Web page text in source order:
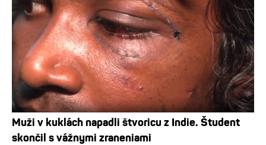
Muži v kuklách napadli štvoricu z Indie. Študent
skončil s vážnymi zraneniami